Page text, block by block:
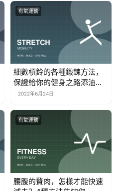
有氧運動
細數槓鈴的各種鍛鍊方法，
保證給你的健身之路添油加
醋
2022年6月24日
有氧運動
腰腹的贅肉，怎樣才能快速